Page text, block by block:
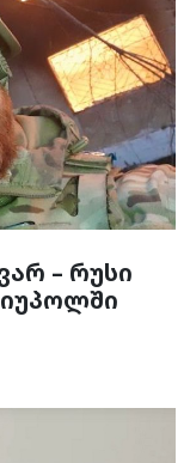
– რუსი